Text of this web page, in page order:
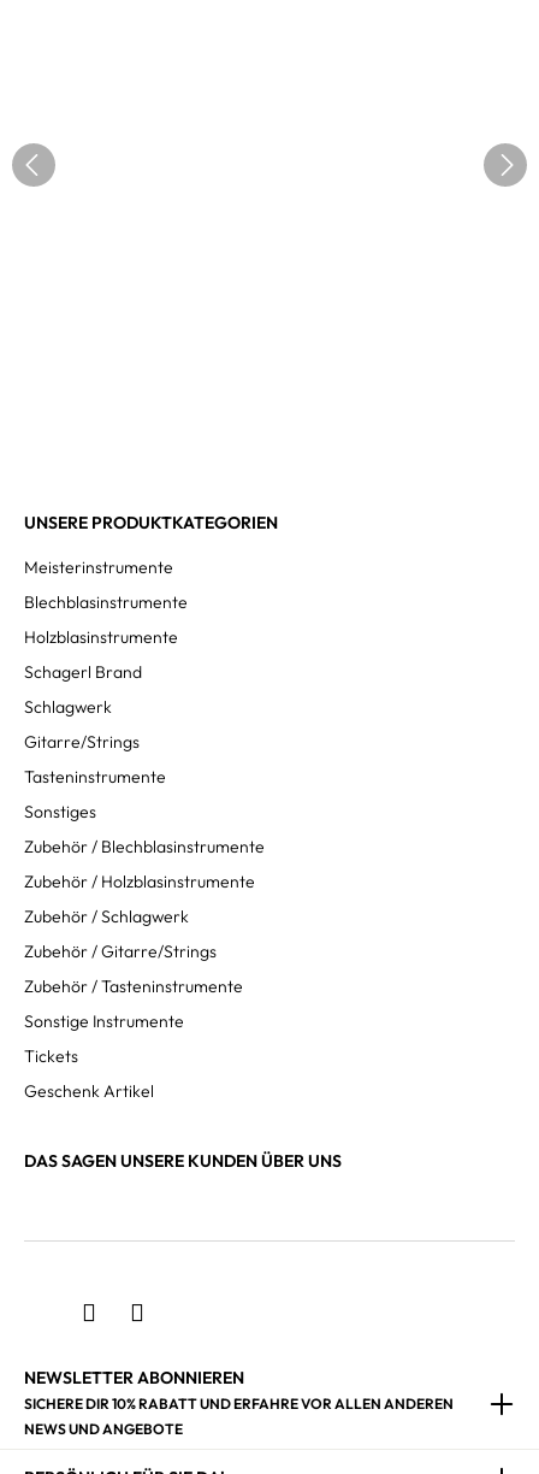
UNSERE PRODUKTKATEGORIEN
Meisterinstrumente
Blechblasinstrumente
Holzblasinstrumente
Schagerl Brand
Schlagwerk
Gitarre/Strings
Tasteninstrumente
Sonstiges
Zubehör / Blechblasinstrumente
Zubehör / Holzblasinstrumente
Zubehör / Schlagwerk
Zubehör / Gitarre/Strings
Zubehör / Tasteninstrumente
Sonstige Instrumente
Tickets
Geschenk Artikel
DAS SAGEN UNSERE KUNDEN ÜBER UNS
NEWSLETTER ABONNIEREN
SICHERE DIR 10% RABATT UND ERFAHRE VOR ALLEN ANDEREN
NEWS UND ANGEBOTE